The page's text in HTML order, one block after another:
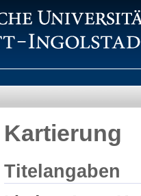
Kartierung
Titelangaben